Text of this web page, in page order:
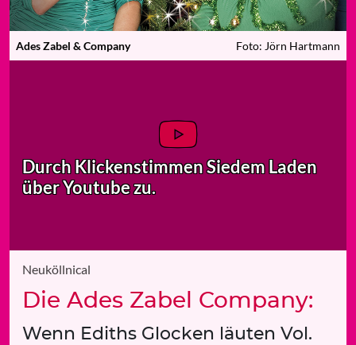
Ades Zabel & Company Foto: Jörn Hartmann
Durch Klickenstimmen Siedem Laden
über Youtube zu.
Neuköllnical
Die Ades Zabel Company:
Wenn Ediths Glocken läuten Vol.